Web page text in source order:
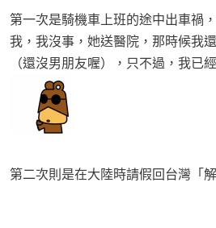
第一次是騎機車上班的途中出車禍
我，我沒事，她送醫院，那時候我
（還沒男朋友喔），只不過，我已
第二次則是在大陸時請假回台灣「解